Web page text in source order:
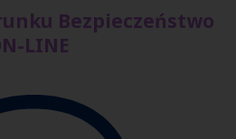
Bezpieczeństwo
LINE